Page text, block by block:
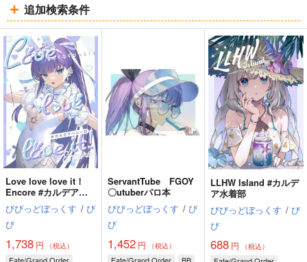
ム
表
示
ム
表
示
ム
表
示
追加検索条件
Love love love it！
Encore #カルデアバ
ニー部
びびっどぼっくす / び
び
1,738 円 （税込）
ServantTube FGOY
〇utuberパロ本
びびっどぼっくす / び
び
1,452 円 （税込）
LLHW Island #カルデ
ア水着部
びびっどぼっくす / び
び
688円 （税込）